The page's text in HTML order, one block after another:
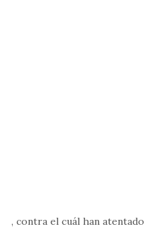
, contra el cuál han